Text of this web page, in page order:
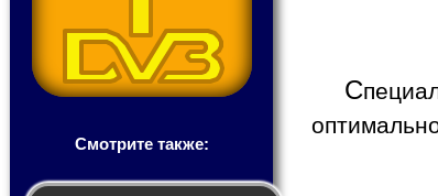
Смотрите также:
С